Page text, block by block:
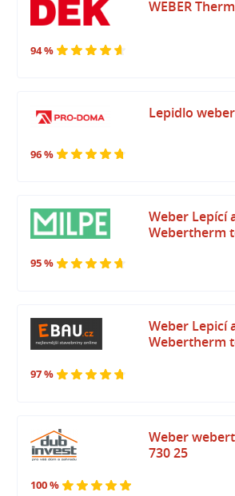
94 %
WEBER
96 %
Lepidlo
95 %
Weber Lepící
Webertherm
97 %
Weber Lepicí
Webertherm
100 %
Weber
730 25